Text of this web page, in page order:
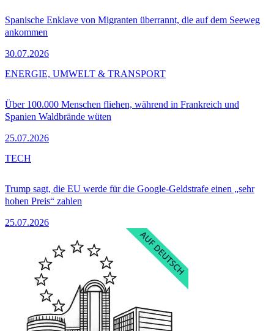
Spanische Enklave von Migranten überrannt, die auf dem Seeweg
ankommen
30.07.2026
Über 100.000 Menschen fliehen, während in Frankreich und
Spanien Waldbrände wüten
25.07.2026
ENERGIE, UMWELT & TRANSPORT
Trump sagt, die EU werde für die Google-Geldstrafe einen „sehr
hohen Preis“ zahlen
25.07.2026
TECH